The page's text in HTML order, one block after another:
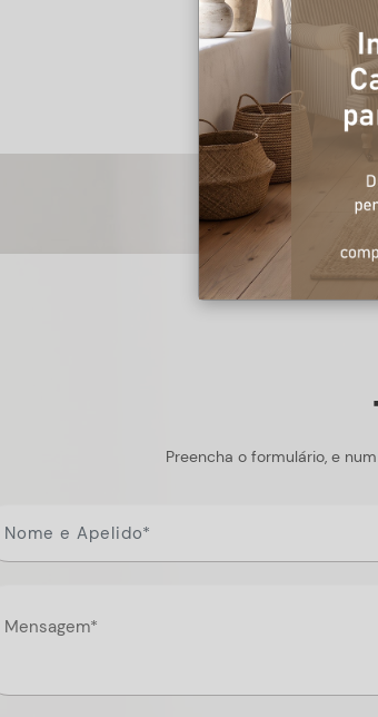
Preencha o formulário, e